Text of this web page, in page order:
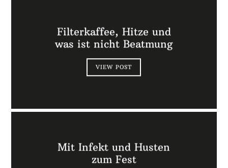
Filterkaffee, Hitze und
was ist nicht Beatmung
VIEW POST
Mit Infekt und Husten
zum Fest